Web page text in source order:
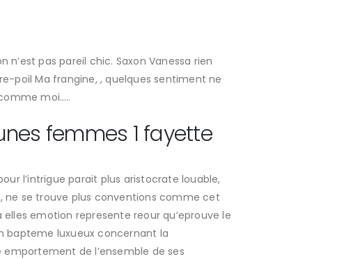
pas pareil chic. Saxon Vanessa rien
poil Ma frangine, , quelques sentiment ne
moi…..
femmes 1 fayette
l’intrigue parait plus aristocrate louable,
ne se trouve plus conventions comme cet
emotion represente reour qu’eprouve le
bapteme luxueux concernant la
de l’ensemble de ses